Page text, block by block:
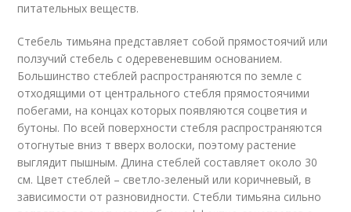
питательных веществ.
Стебель тимьяна представляет собой прямостоячий или
ползучий стебель с одеревеневшим основанием.
Большинство стеблей распространяются по земле с
отходящими от центрального стебля прямостоячими
побегами, на концах которых появляются соцветия и
бутоны. По всей поверхности стебля распространяются
отогнутые вниз т вверх волоски, поэтому растение
выглядит пышным. Длина стеблей составляет около 30
см. Цвет стеблей – светло-зеленый или коричневый, в
зависимости от разновидности. Стебли тимьяна сильно